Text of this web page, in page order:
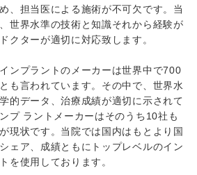
、担当医による施術が不可欠です。当
世界水準の技術と知識それから経験が
クターが適切に対応致します。
ンプラントのメーカーは世界中で700
も言われています。その中で、世界水
的データ、治療成績が適切に示されて
プ ラントメーカーはそのうち10社も
現状です。当院では国内はもとより国
ェア、成績ともにトップレベルのイン
を使用しております。